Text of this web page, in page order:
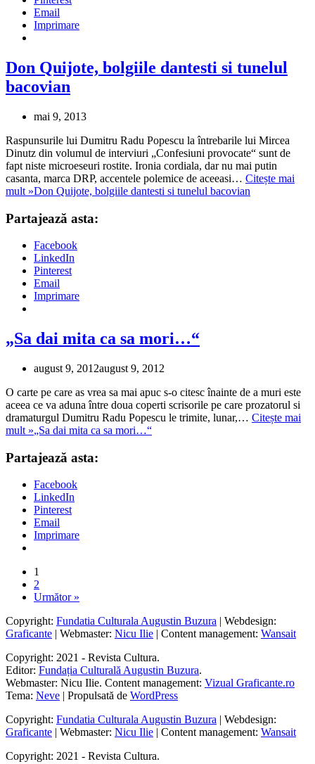
Email
Imprimare
Don Quijote, bolgiile dantesti si tunelul
bacovian
mai 9, 2013
Raspunsurile lui Dumitru Radu Popescu la întrebarile lui Mircea
Dinutz din volumul de interviuri „Confesiuni provocate“ sunt de
fapt niste microeseuri rostite. Ironia cordiala, dar nu mai putin
casanta, marca DRP, accentele polemice de aceeasi… Citește mai
mult »Don Quijote, bolgiile dantesti si tunelul bacovian
Partajează asta:
Facebook
LinkedIn
Pinterest
Email
Imprimare
„Sa dai mita ca sa mori…“
august 9, 2012august 9, 2012
O carte pe care as vrea sa mai apuc s-o citesc înainte de a muri este
aceea ce va aduna între doua coperti scrisorile pe care prozatorul si
dramaturgul Dumitru Radu Popescu le trimite, lunar,… Citește mai
mult »„Sa dai mita ca sa mori…“
Partajează asta:
Facebook
LinkedIn
Pinterest
Email
Imprimare
1
2
Următor »
Copyright: Fundatia Culturala Augustin Buzura | Webdesign:
Graficante | Webmaster: Nicu Ilie | Content management: Wansait
Copyright: 2021 - Revista Cultura.
Editor: Fundația Culturală Augustin Buzura.
Webmaster: Nicu Ilie. Content management: Vizual Graficante.ro
Tema: Neve | Propulsată de WordPress
Copyright: Fundatia Culturala Augustin Buzura | Webdesign:
Graficante | Webmaster: Nicu Ilie | Content management: Wansait
Copyright: 2021 - Revista Cultura.